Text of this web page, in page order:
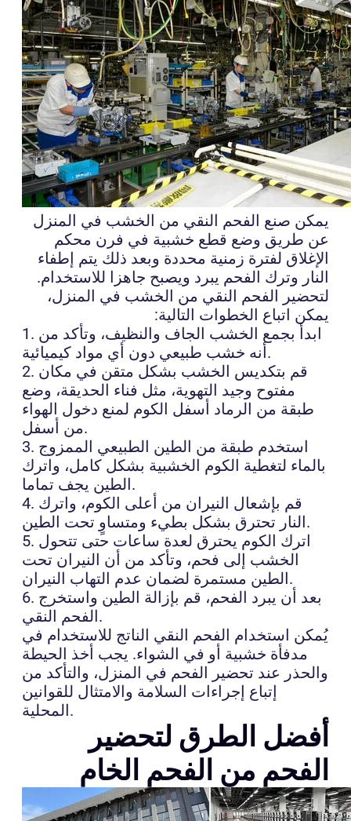
يمكن صنع الفحم النقي من الخشب في المنزل
عن طريق وضع قطع خشبية في فرن محكم
الإغلاق لفترة زمنية محددة وبعد ذلك يتم إطفاء
النار وترك الفحم يبرد ويصبح جاهزا للاستخدام.
لتحضير الفحم النقي من الخشب في المنزل،
يمكن اتباع الخطوات التالية:
1. ابدأ بجمع الخشب الجاف والنظيف، وتأكد من
أنه خشب طبيعي دون أي مواد كيميائية.
2. قم بتكديس الخشب بشكل متقن في مكان
مفتوح وجيد التهوية، مثل فناء الحديقة، وضع
طبقة من الرماد أسفل الكوم لمنع دخول الهواء
من أسفل.
3. استخدم طبقة من الطين الطبيعي الممزوج
بالماء لتغطية الكوم الخشبية بشكل كامل، واترك
الطين يجف تماما.
4. قم بإشعال النيران من أعلى الكوم، واترك
النار تحترق بشكل بطيء ومتساوٍ تحت الطين.
5. اترك الكوم يحترق لعدة ساعات حتى تتحول
الخشب إلى فحم، وتأكد من أن النيران تحت
الطين مستمرة لضمان عدم التهاب النيران.
6. بعد أن يبرد الفحم، قم بإزالة الطين واستخرج
الفحم النقي.
يُمكن استخدام الفحم النقي الناتج للاستخدام في
مدفأة خشبية أو في الشواء. يجب أخذ الحيطة
والحذر عند تحضير الفحم في المنزل، والتأكد من
إتباع إجراءات السلامة والامتثال للقوانين
المحلية.
أفضل الطرق لتحضير
الفحم من الفحم الخام